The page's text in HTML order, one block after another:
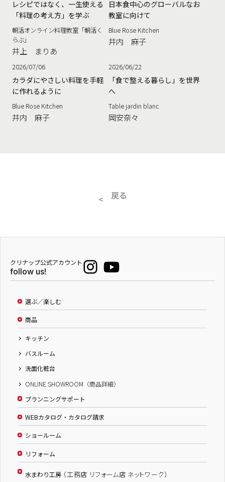
レシピではなく、一生使える
「料理の考え方」を学ぶ
朝活オンライン料理教室「朝活く
らぶ」
井上 まりあ
日本食中心のグローバルなお
教室に向けて
Blue Rose Kitchen
井内 麻子
2026/07/06
カラダにやさしい料理を手軽
に作れるように
Blue Rose Kitchen
井内 麻子
2026/06/22
「食で整える暮らし」を世界
へ
Table jardin blanc
岡安奈々
戻る
クリナップ公式アカウント
follow us!
選ぶ／楽しむ
商品
キッチン
バスルーム
洗面化粧台
ONLINE SHOWROOM（商品詳細）
プランニングサポート
WEBカタログ・カタログ請求
ショールーム
リフォーム
水まわり工房 （工務店 リフォーム店 ネットワーク）